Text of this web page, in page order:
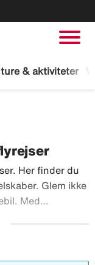
& aktiviteter
Her finder du
Glem ikke
Med